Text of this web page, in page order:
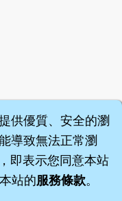
供優質、安全的瀏
導致無法正常瀏
即表示您同意本站
站的服務條款。